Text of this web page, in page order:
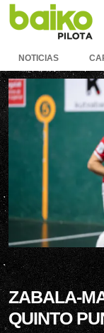
NOTICIAS
ZABALA-
QUINTO